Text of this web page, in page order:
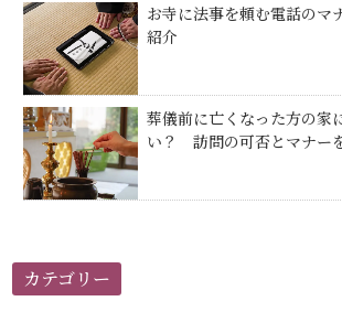
お寺に法事を頼む電話のマ
紹介
葬儀前に亡くなった方の家
い？ 訪問の可否とマナー
カテゴリー